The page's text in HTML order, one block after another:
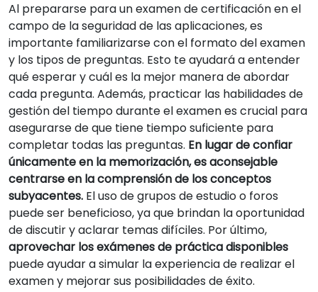
Al prepararse para un examen de certificación en el
campo de la seguridad de las aplicaciones, es
importante familiarizarse con el formato del examen
y los tipos de preguntas. Esto te ayudará a entender
qué esperar y cuál es la mejor manera de abordar
cada pregunta. Además, practicar las habilidades de
gestión del tiempo durante el examen es crucial para
asegurarse de que tiene tiempo suficiente para
completar todas las preguntas. En lugar de confiar
únicamente en la memorización, es aconsejable
centrarse en la comprensión de los conceptos
subyacentes. El uso de grupos de estudio o foros
puede ser beneficioso, ya que brindan la oportunidad
de discutir y aclarar temas difíciles. Por último,
aprovechar los exámenes de práctica disponibles
puede ayudar a simular la experiencia de realizar el
examen y mejorar sus posibilidades de éxito.